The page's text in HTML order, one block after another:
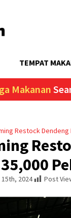
TEMPAT
Makanan
Restock
2024 Post